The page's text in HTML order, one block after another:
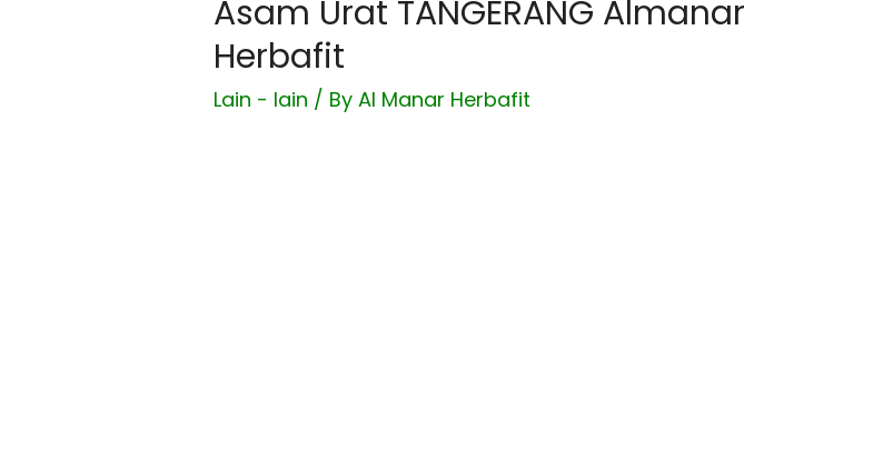
Asam Urat TANGERANG Almanar
Herbafit
Lain - lain / ByAl Manar Herbafit